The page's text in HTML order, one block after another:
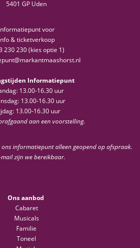
5401 GP Uden
voor
& ticketverkoop
230 230 (kies optie 1)
Informatiepunt
13.00-16.30 uur
13.00-16.30 uur
13.00-16.30 uur
aan een voorstelling.
informatiepunt alleen geopend op afspraak.
mail zijn we bereikbaar.
Ons aanbod
Cabaret
Musicals
Familie
Toneel